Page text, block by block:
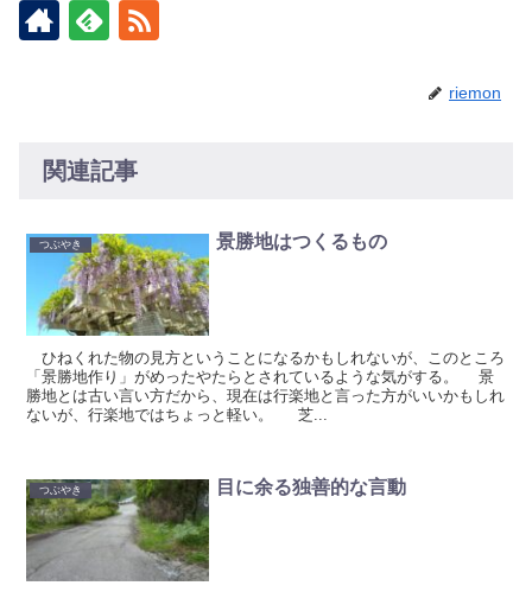
riemon
関連記事
つぶやき 景勝地はつくるもの
ひねくれた物の見方ということになるかもしれないが、このところ
「景勝地作り」がめったやたらとされているような気がする。 景
勝地とは古い言い方だから、現在は行楽地と言った方がいいかもしれ
ないが、行楽地ではちょっと軽い。 芝...
つぶやき 目に余る独善的な言動